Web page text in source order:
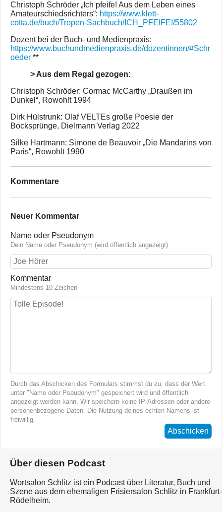
Christoph Schröder „Ich pfeife! Aus dem Leben eines
Amateurschiedsrichters“: https://www.klett-
cotta.de/buch/Tropen-Sachbuch/ICH_PFEIFE!/55802
Dozent bei der Buch- und Medienpraxis:
https://www.buchundmedienpraxis.de/dozentinnen/#Schr
oeder **
> Aus dem Regal gezogen:
Christoph Schröder: Cormac McCarthy „Draußen im
Dunkel“, Rowohlt 1994
Dirk Hülstrunk: Olaf VELTEs große Poesie der
Bocksprünge, Dielmann Verlag 2022
Silke Hartmann: Simone de Beauvoir „Die Mandarins von
Paris“, Rowohlt 1990
Kommentare
Neuer Kommentar
Name oder Pseudonym
Dein Name oder Pseudonym (wird öffentlich angezeigt)
Kommentar
Mindestens 10 Zeichen
Durch das Abschicken des Formulars stimmst du zu, dass der Wert
unter "Name oder Pseudonym" gespeichert wird und öffentlich
angezeigt werden kann. Wir speichern keine IP-Adressen oder andere
personenbezogene Daten. Die Nutzung deines echten Namens ist
freiwillig.
Abschicken
Über diesen Podcast
Wortsalon Schlitz ist ein Podcast über Literatur, Buch und
Szene aus dem ehemaligen Frisiersalon Schlitz in Frankfurt-
Rödelheim.